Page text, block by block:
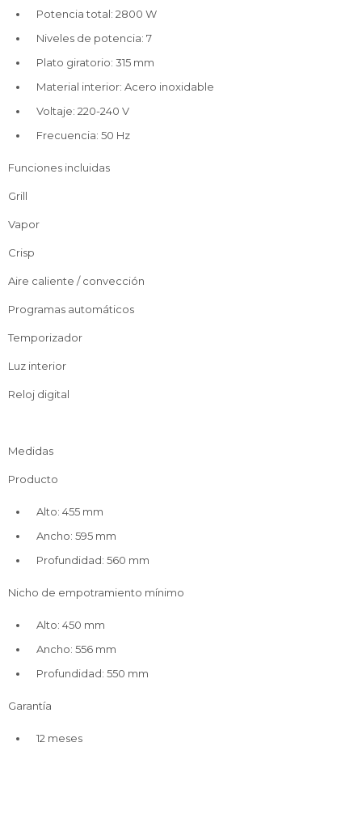
Potencia total: 2800 W
Niveles de potencia: 7
Plato giratorio: 315 mm
Material interior: Acero inoxidable
Voltaje: 220-240 V
Frecuencia: 50 Hz
Funciones incluidas
Grill
Vapor
Crisp
Aire caliente / convección
Programas automáticos
Temporizador
Luz interior
Reloj digital
Medidas
Producto
Alto: 455 mm
Ancho: 595 mm
Profundidad: 560 mm
Nicho de empotramiento mínimo
Alto: 450 mm
Ancho: 556 mm
Profundidad: 550 mm
Garantía
12 meses